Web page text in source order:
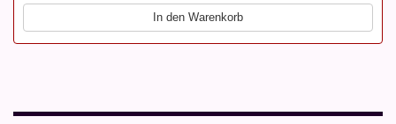
In den Warenkorb